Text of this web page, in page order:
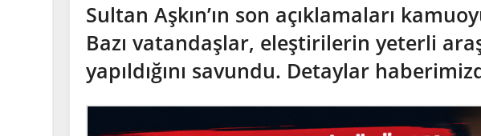
Sultan Aşkın’ın son açıklamaları
Bazı vatandaşlar, eleştirilerin yeterli
yapıldığını savundu. Detaylar